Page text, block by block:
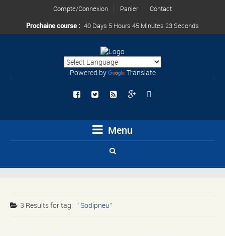
Compte/Connexion Panier
Contact
Prochaine course : 40 Days 5 Hours 45 Minutes 22 Seconds
Powered by Translate
Menu
3 Results fortag: Sodipneu